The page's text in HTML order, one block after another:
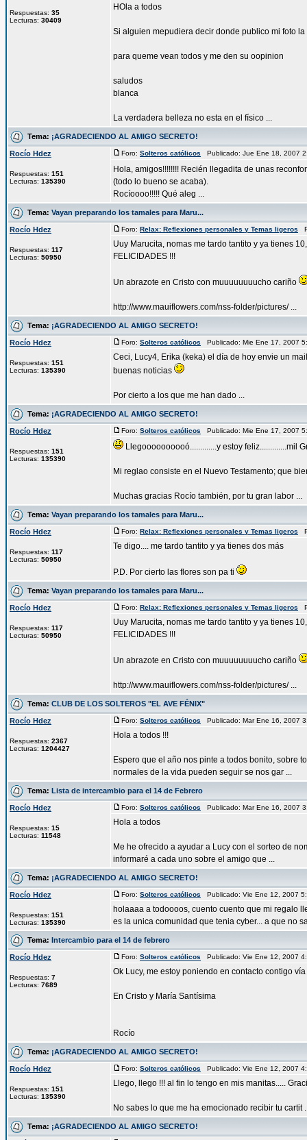
Respuestas: 35
Lecturas: 30409
HOla a todos
Si alguien mepudiera decir donde publico mi foto
para queme vean todos y me den su oopinion
saludos
blanca
La verdadera belleza no esta en el físico ...
Tema: ¡AGRADECIENDO AL AMIGO SECRETO!
Rocío Hdez
Respuestas: 151
Lecturas: 135390
Foro: Solteros católicos Publicado: Jue Ene 18, 2007
Hola, amigos!!!!!!!! Recién llegadita de unas
(todo lo bueno se acaba).
Rocíoooo!!!!! Qué aleg ...
Tema: Vayan preparando los tamales para Maru...
Rocío Hdez
Respuestas: 117
Lecturas: 50950
Foro: Relax: Reflexiones personales y Temas ligeros
Uuy Marucita, nomas me tardo tantito y ya tienes
FELICIDADES !!!
Un abrazote en Cristo con muuuuuuuucho cariño
http://www.mauiflowers.com/nss-folder/pictures/ ...
Tema: ¡AGRADECIENDO AL AMIGO SECRETO!
Rocío Hdez
Respuestas: 151
Lecturas: 135390
Foro: Solteros católicos Publicado: Mie Ene 17, 2007
Ceci, Lucy4, Erika (keka) el día de hoy envie un
buenas noticias
Por cierto a los que me han dado ...
Tema: ¡AGRADECIENDO AL AMIGO SECRETO!
Rocío Hdez
Respuestas: 151
Lecturas: 135390
Foro: Solteros católicos Publicado: Mie Ene 17, 2007
Llegoooooooooó.............y estoy feliz.............mil
Mi reglao consiste en el Nuevo Testamento; que
Muchas gracias Rocío también, por tu gran labor ...
Tema: Vayan preparando los tamales para Maru...
Rocío Hdez
Respuestas: 117
Lecturas: 50950
Foro: Relax: Reflexiones personales y Temas ligeros
Te digo.... me tardo tantito y ya tienes dos más
P.D. Por cierto las flores son pa ti
Tema: Vayan preparando los tamales para Maru...
Rocío Hdez
Respuestas: 117
Lecturas: 50950
Foro: Relax: Reflexiones personales y Temas ligeros
Uuy Marucita, nomas me tardo tantito y ya tienes
FELICIDADES !!!
Un abrazote en Cristo con muuuuuuuucho cariño
http://www.mauiflowers.com/nss-folder/pictures/ ...
Tema: CLUB DE LOS SOLTEROS "EL AVE FÉNIX"
Rocío Hdez
Respuestas: 2367
Lecturas: 1204427
Foro: Solteros católicos Publicado: Mar Ene 16, 2007
Hola a todos !!!
Espero que el año nos pinte a todos bonito, sobre
normales de la vida pueden seguir se nos gar ...
Tema: Lista de intercambio para el 14 de Febrero
Rocío Hdez
Respuestas: 15
Lecturas: 11548
Foro: Solteros católicos Publicado: Mar Ene 16, 2007
Hola a todos
Me he ofrecido a ayudar a Lucy con el sorteo de
informaré a cada uno sobre el amigo que ...
Tema: ¡AGRADECIENDO AL AMIGO SECRETO!
Rocío Hdez
Respuestas: 151
Lecturas: 135390
Foro: Solteros católicos Publicado: Vie Ene 12, 2007
holaaaa a todoooos, cuento cuento que mi regalo
es la unica comunidad que tenia cyber... a que no
Tema: Intercambio para el 14 de febrero
Rocío Hdez
Respuestas: 7
Lecturas: 7689
Foro: Solteros católicos Publicado: Vie Ene 12, 2007
Ok Lucy, me estoy poniendo en contacto contigo
En Cristo y María Santísima
Rocío
Tema: ¡AGRADECIENDO AL AMIGO SECRETO!
Rocío Hdez
Respuestas: 151
Lecturas: 135390
Foro: Solteros católicos Publicado: Vie Ene 12, 2007
Llego, llego !!! al fin lo tengo en mis manitas.....
No sabes lo que me ha emocionado recibir tu cartit
Tema: ¡AGRADECIENDO AL AMIGO SECRETO!